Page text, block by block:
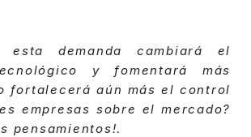
esta demanda cambiará el
y fomentará más
fortalecerá aún más el control
empresas sobre el mercado?
pensamientos!.